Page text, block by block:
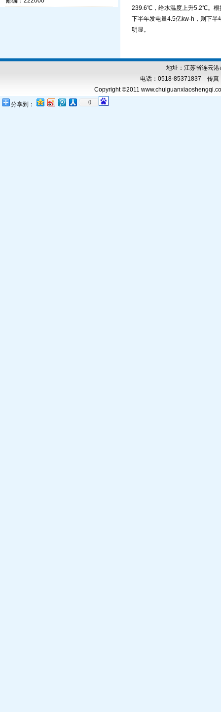
239.6℃，给水温度上升5.2℃。根
下半年发电量4.5亿kw·h，则下
明显。
地址：江苏省连云
电话：0518-85371837 传
Copyright ©2011
分享到： 0